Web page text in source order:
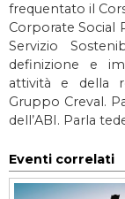
frequentato il
Corporate Social
Servizio
definizione e
attività e della
Gruppo Creval.
dell’ABI. Parla